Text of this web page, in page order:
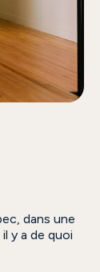
dans une
y a de quoi